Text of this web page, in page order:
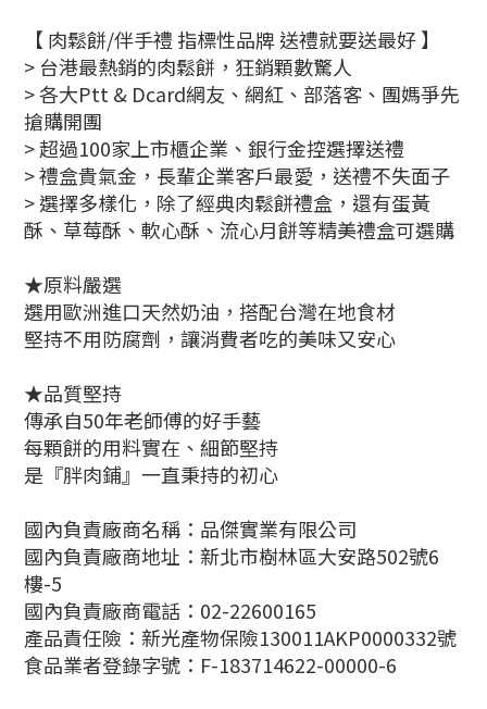
【 肉鬆餅/伴手禮 指標性品牌 送禮就要送最好 】
> 台港最熱銷的肉鬆餅，狂銷顆數驚人
> 各大Ptt & Dcard網友、網紅、部落客、團媽爭先
搶購開團
> 超過100家上市櫃企業、銀行金控選擇送禮
> 禮盒貴氣金，長輩企業客戶最愛，送禮不失面子
> 選擇多樣化，除了經典肉鬆餅禮盒，還有蛋黃
酥、草莓酥、軟心酥、流心月餅等精美禮盒可選購
★原料嚴選
選用歐洲進口天然奶油，搭配台灣在地食材
堅持不用防腐劑，讓消費者吃的美味又安心
★品質堅持
傳承自50年老師傅的好手藝
每顆餅的用料實在、細節堅持
是『胖肉鋪』一直秉持的初心
國內負責廠商名稱：品傑實業有限公司
國內負責廠商地址：新北市樹林區大安路502號6
樓-5
國內負責廠商電話：02-22600165
產品責任險：新光產物保險130011AKP0000332號
食品業者登錄字號：F-183714622-00000-6